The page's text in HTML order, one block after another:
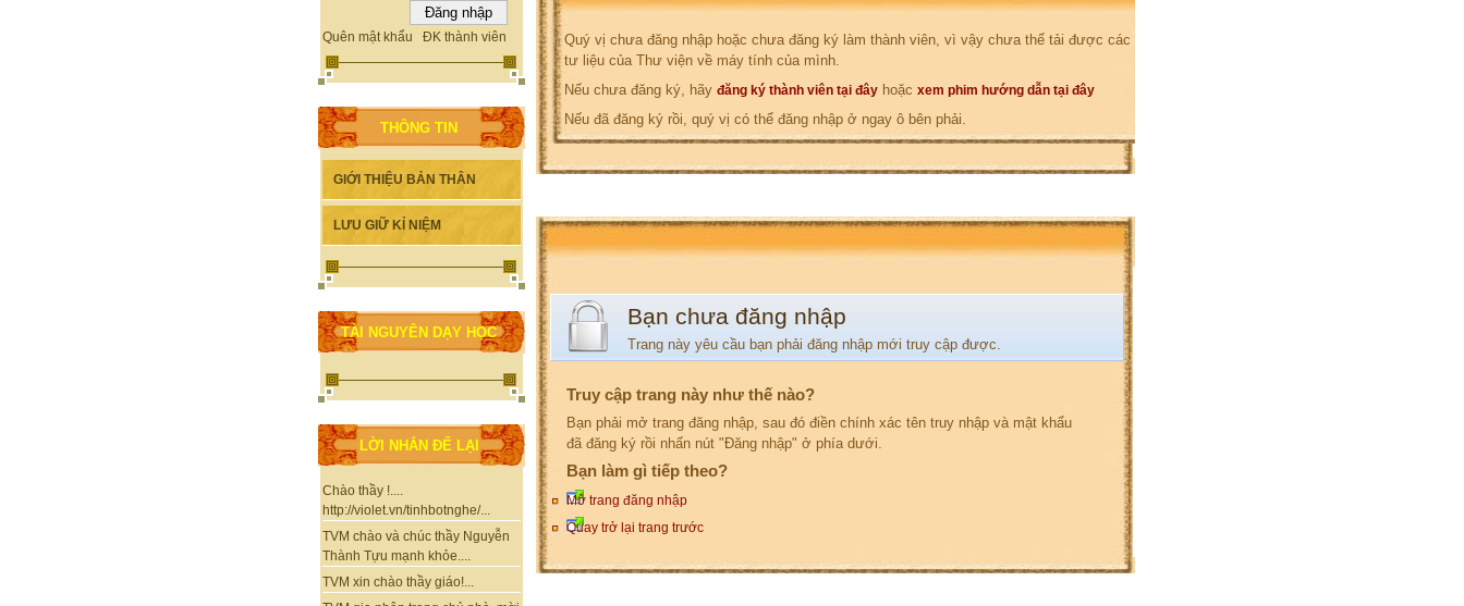
Quên mật khẩu ĐK thành viên
THÔNG TIN
GIỚI THIỆU BẢN THÂN
LƯU GIỮ KỈ NIỆM
TÀI NGUYÊN DẠY HỌC
LỜI NHẮN ĐỂ LẠI
Chào thầy !....
http://violet.vn/tinhbotnghe/...
TVM chào và chúc thầy Nguyễn
Thành Tựu mạnh khỏe....
TVM xin chào thầy giáo!...
Quý vị chưa đăng nhập hoặc chưa đăng ký làm thành viên, vì vậy chưa thể tải được các
tư liệu của Thư viện về máy tính của mình.
Nếu chưa đăng ký, hãy đăng ký thành viên tại đây hoặc xem phim hướng dẫn tại đây
Nếu đã đăng ký rồi, quý vị có thể đăng nhập ở ngay ô bên phải.
Bạn chưa đăng nhập
Trang này yêu cầu bạn phải đăng nhập mới truy cập được.
Truy cập trang này như thế nào?
Bạn phải mở trang đăng nhập, sau đó điền chính xác tên truy nhập và mật khẩu
đã đăng ký rồi nhấn nút "Đăng nhập" ở phía dưới.
Bạn làm gì tiếp theo?
Mở trang đăng nhập
Quay trở lại trang trước